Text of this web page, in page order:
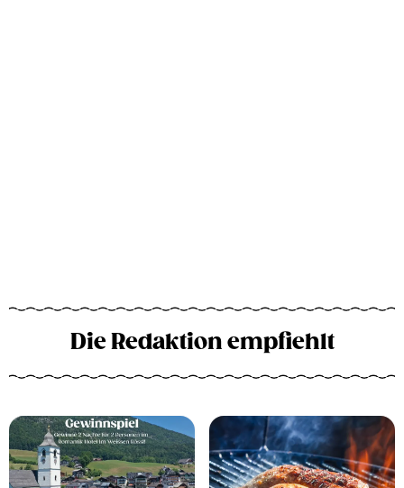
Die Redaktion empfiehlt